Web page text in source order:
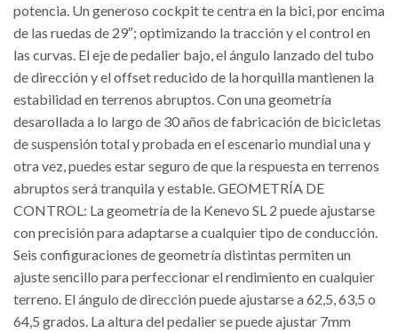
potencia. Un generoso cockpit te centra en la bici, por encima
de las ruedas de 29″; optimizando la tracción y el control en
las curvas. El eje de pedalier bajo, el ángulo lanzado del tubo
de dirección y el offset reducido de la horquilla mantienen la
estabilidad en terrenos abruptos. Con una geometría
desarollada a lo largo de 30 años de fabricación de bicicletas
de suspensión total y probada en el escenario mundial una y
otra vez, puedes estar seguro de que la respuesta en terrenos
abruptos será tranquila y estable. GEOMETRÍA DE
CONTROL: La geometría de la Kenevo SL 2 puede ajustarse
con precisión para adaptarse a cualquier tipo de conducción.
Seis configuraciones de geometría distintas permiten un
ajuste sencillo para perfeccionar el rendimiento en cualquier
terreno. El ángulo de dirección puede ajustarse a 62,5, 63,5 o
64,5 grados. La altura del pedalier se puede ajustar 7mm